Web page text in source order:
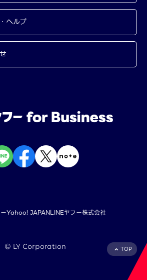
ヘルプ
TOP
Yahoo! JAPANLINEヤフー株式会社
©︎ LY Corporation